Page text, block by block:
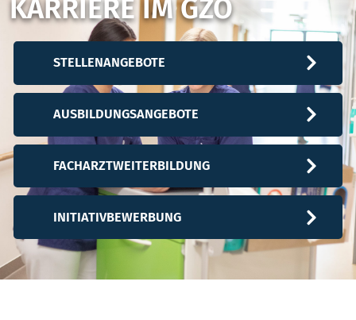
KARRIERE IM GZO
STELLENANGEBOTE
AUSBILDUNGSANGEBOTE
FACHARZTWEITERBILDUNG
INITIATIVBEWERBUNG